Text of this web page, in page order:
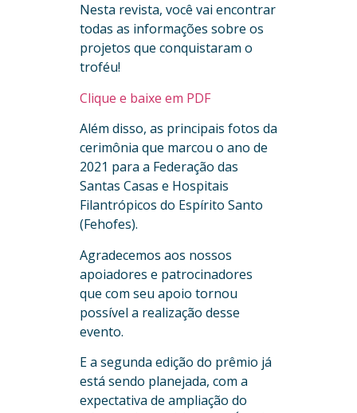
Nesta revista, você vai encontrar
todas as informações sobre os
projetos que conquistaram o
troféu!
Clique e baixe em PDF
Além disso, as principais fotos da
cerimônia que marcou o ano de
2021 para a Federação das
Santas Casas e Hospitais
Filantrópicos do Espírito Santo
(Fehofes).
Agradecemos aos nossos
apoiadores e patrocinadores
que com seu apoio tornou
possível a realização desse
evento.
E a segunda edição do prêmio já
está sendo planejada, com a
expectativa de ampliação do